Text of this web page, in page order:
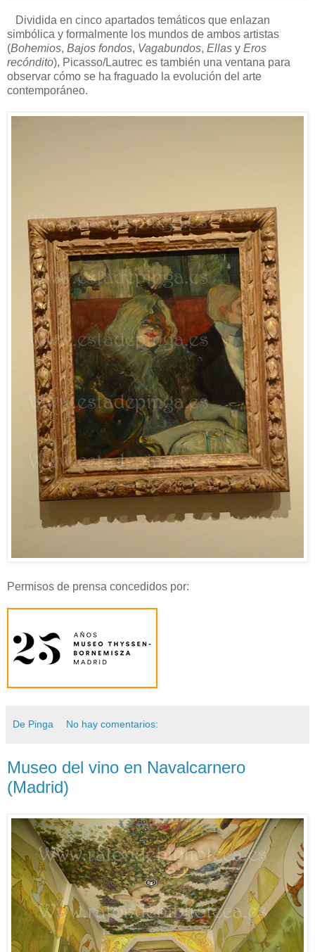
Dividida en cinco apartados temáticos que enlazan
simbólica y formalmente los mundos de ambos artistas
(Bohemios, Bajos fondos, Vagabundos, Ellas y Eros
recóndito), Picasso/Lautrec es también una ventana para
observar cómo se ha fraguado la evolución del arte
contemporáneo.
Permisos de prensa concedidos por:
De Pinga No hay comentarios:
Museo del vino en Navalcarnero
(Madrid)